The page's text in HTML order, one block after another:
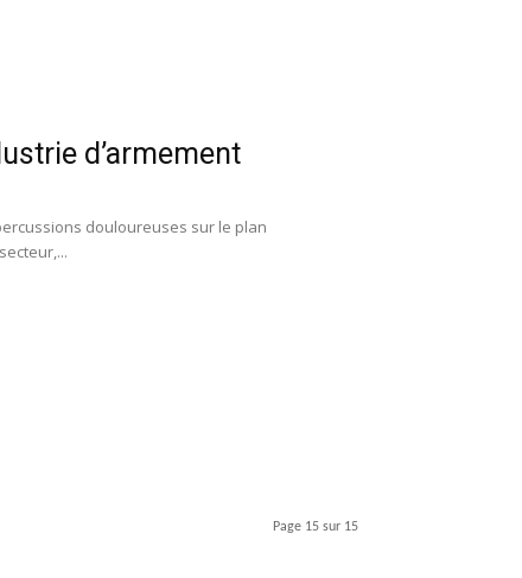
d’armement
douloureuses sur le plan
Page 15 sur 15